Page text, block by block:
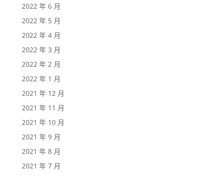
2022 年 6 月
2022 年 5 月
2022 年 4 月
2022 年 3 月
2022 年 2 月
2022 年 1 月
2021 年 12 月
2021 年 11 月
2021 年 10 月
2021 年 9 月
2021 年 8 月
2021 年 7 月